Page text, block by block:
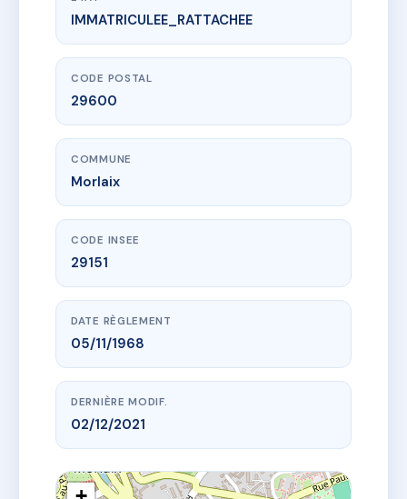
www.vme.plus/AC6621718
Copropriété 8 place des Otages - Morlaix
8 pl des otages
IMMATRICULEE_RATTACHEE
CODE POSTAL
29600
COMMUNE
Morlaix
CODE INSEE
29151
DATE RÈGLEMENT
05/11/1968
DERNIÈRE MODIF.
02/12/2021